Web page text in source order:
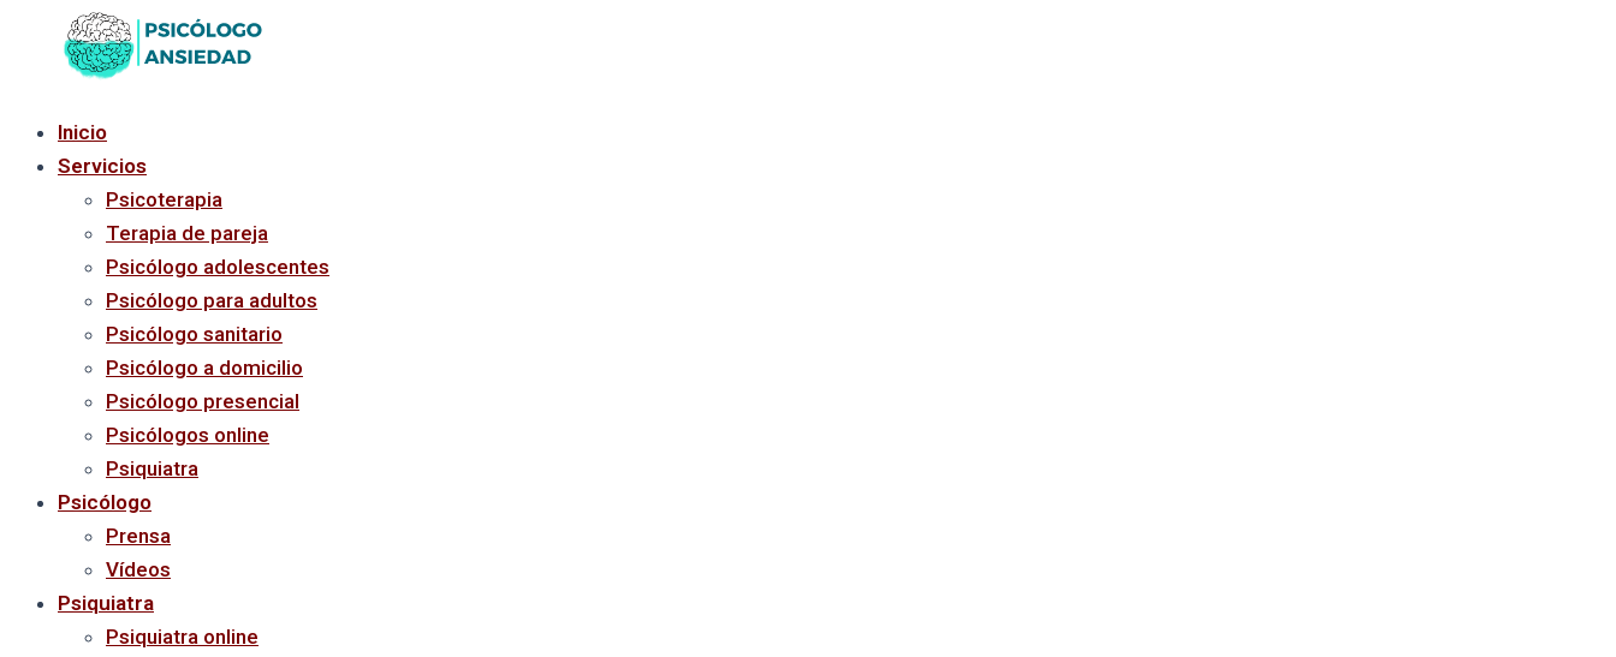
contenido
Inicio
Servicios
Psicoterapia
Terapia de pareja
Psicólogo adolescentes
Psicólogo para adultos
Psicólogo sanitario
Psicólogo a domicilio
Psicólogo presencial
Psicólogos online
Psiquiatra
Psicólogo
Prensa
Vídeos
Psiquiatra
Psiquiatra online